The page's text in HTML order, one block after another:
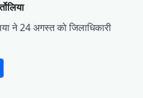
ने 24 अगस्त को जिलाधिकारी